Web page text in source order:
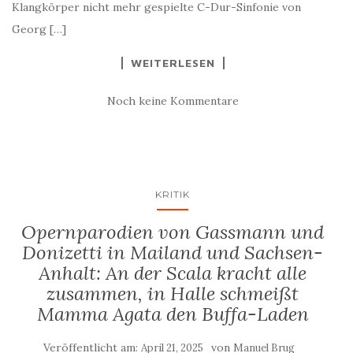
Klangkörper nicht mehr gespielte C-Dur-Sinfonie von
Georg […]
WEITERLESEN
Noch keine Kommentare
KRITIK
Opernparodien von Gassmann und
Donizetti in Mailand und Sachsen-
Anhalt: An der Scala kracht alle
zusammen, in Halle schmeißt
Mamma Agata den Buffa-Laden
Veröffentlicht am: April 21, 2025 von Manuel Brug